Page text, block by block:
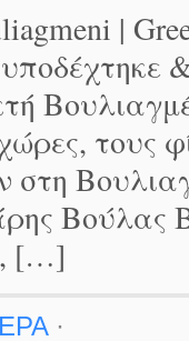
|
τους
στη
Βούλας
[…]
·